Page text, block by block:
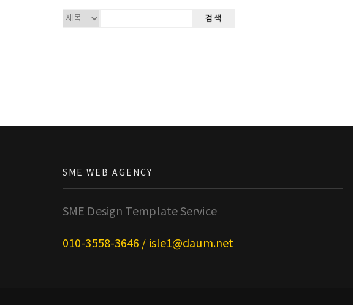
SME WEB AGENCY
SME Design Template Service
010-3558-3646 / isle1@daum.net